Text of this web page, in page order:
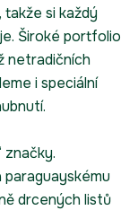
si každý
Široké portfolio
netradičních
i speciální
značky.
drcených listů